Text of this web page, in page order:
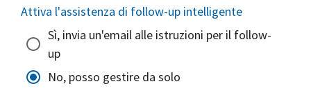
Attiva l'assistenza di follow-up intelligente
Sì, invia un'email alle istruzioni per il follow-
up
No, posso gestire da solo